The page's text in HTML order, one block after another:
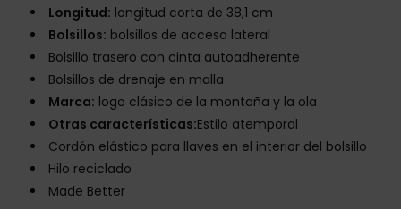
Longitud: longitud corta de 38,1 cm
Bolsillos: bolsillos de acceso lateral
Bolsillo trasero con cinta autoadherente
Bolsillos de drenaje en malla
Marca: logo clásico de la montaña y la ola
Otras características:Estilo atemporal
Cordón elástico para llaves en el interior del bolsillo
Hilo reciclado
Made Better